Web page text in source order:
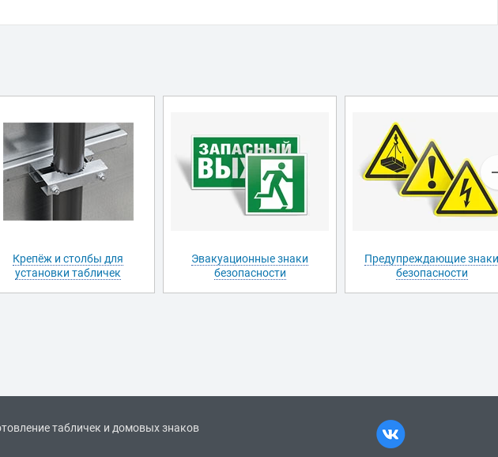
Крепёж и столбы для
установки табличек
Эвакуационные знаки
безопасности
Предупреждающие знаки
безопасности
табличек и домовых знаков